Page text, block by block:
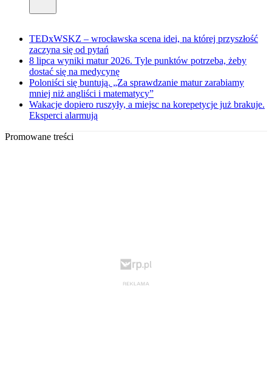
TEDxWSKZ – wrocławska scena idei, na której przyszłość
zaczyna się od pytań
8 lipca wyniki matur 2026. Tyle punktów potrzeba, żeby
dostać się na medycynę
Poloniści się buntują. „Za sprawdzanie matur zarabiamy
mniej niż angliści i matematycy”
Wakacje dopiero ruszyły, a miejsc na korepetycje już brakuje.
Eksperci alarmują
Promowane treści